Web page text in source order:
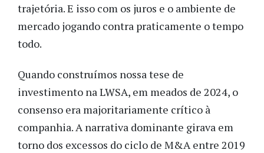
trajetória. E isso com os juros e o ambiente de
mercado jogando contra praticamente o tempo
todo.
Quando construímos nossa tese de
investimento na LWSA, em meados de 2024, o
consenso era majoritariamente crítico à
companhia. A narrativa dominante girava em
torno dos excessos do ciclo de M&A entre 2019